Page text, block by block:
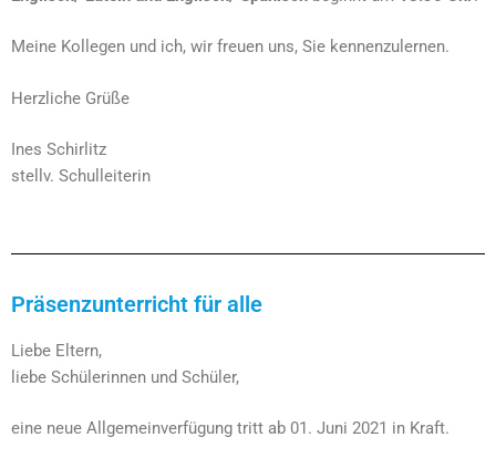
Meine Kollegen und ich, wir freuen uns, Sie kennenzulernen.
Herzliche Grüße
Ines Schirlitz
stellv. Schulleiterin
Präsenzunterricht für alle
Liebe Eltern,
liebe Schülerinnen und Schüler,
eine neue Allgemeinverfügung tritt ab 01. Juni 2021 in Kraft.